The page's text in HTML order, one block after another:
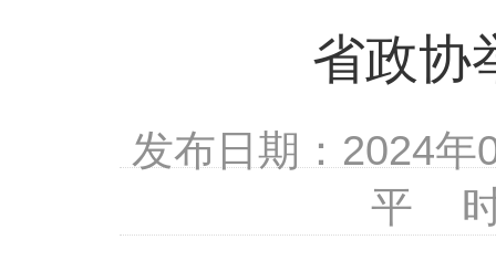
省政协
发布日期：2024
平 时